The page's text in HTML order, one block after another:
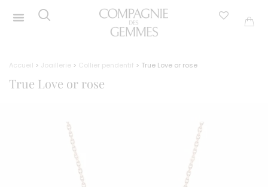
Accueil > Joaillerie > Collier pendentif > True Love or rose
True Love or rose